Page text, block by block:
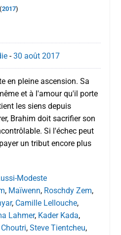
(2017)
-30 août 2017
en pleine ascension. Sa
et à l'amour qu'il porte
les siens depuis
Brahim doit sacrifier son
Si l'échec peut
un tribut encore plus
Modeste
, Maïwenn, Roschdy Zem,
, Camille Lellouche,
Lahmer, Kader Kada,
,Steve Tientcheu,